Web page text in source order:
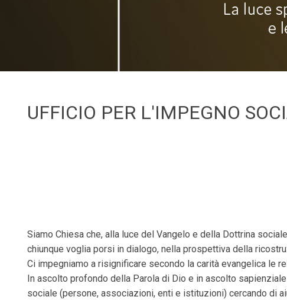
UFFICIO PER L'IMPEGNO
Siamo Chiesa che, alla luce del Vangelo e della Dottrina
chiunque voglia porsi in dialogo, nella prospettiva della
Ci impegniamo a risignificare secondo la carità evangelica le
In ascolto profondo della Parola di Dio e in ascolto
sociale (persone, associazioni, enti e istituzioni) cercando di